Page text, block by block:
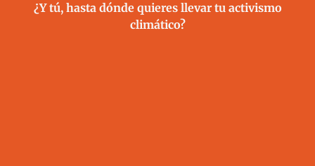
¿Y tú, hasta dónde quieres llevar tu activismo
climático?